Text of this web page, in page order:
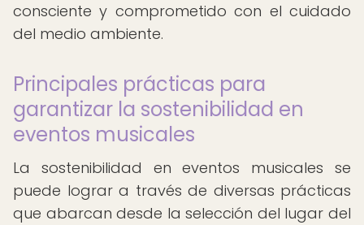
consciente y comprometido con el cuidado
del medio ambiente.
Principales prácticas para
garantizar la sostenibilidad en
eventos musicales
La sostenibilidad en eventos musicales se
puede lograr a través de diversas prácticas
que abarcan desde la selección del lugar del